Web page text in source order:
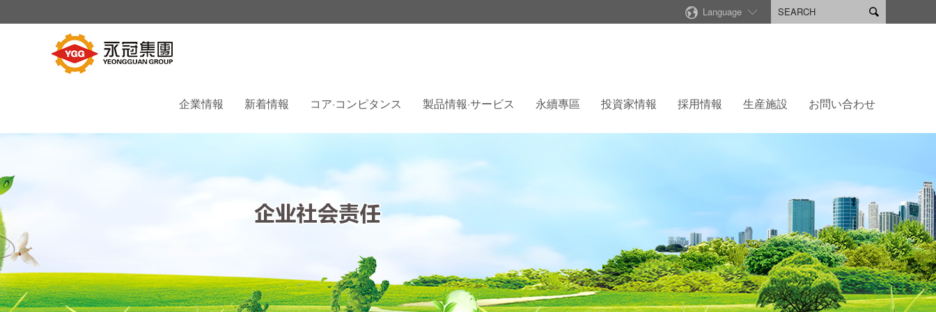
 Language
企業情報 新着情報 コア·コンピタンス 製品情報·サービス 永續專區 投資家情報 採用情報 生産施設 お問い合わせ